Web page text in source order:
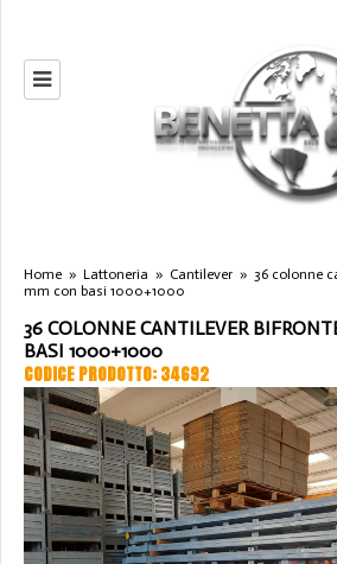
Home » Lattoneria » Cantilever » 36 colonne
mm con basi 1000+1000
36 COLONNE CANTILEVER
BASI 1000+1000
CODICE PRODOTTO: 34692